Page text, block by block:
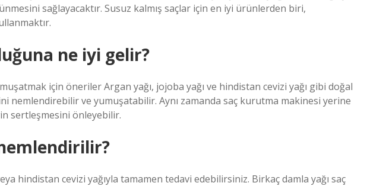
sağlayacaktır. Susuz kalmış saçlar için en iyi ürünlerden biri,
ne iyi gelir?
için öneriler Argan yağı, jojoba yağı ve hindistan cevizi yağı gibi doğal
nemlendirebilir ve yumuşatabilir. Aynı zamanda saç kurutma makinesi yerine
sertleşmesini önleyebilir.
hindistan cevizi yağıyla tamamen tedavi edebilirsiniz. Birkaç damla yağı saç